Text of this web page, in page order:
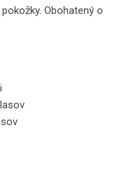
Obohatený o